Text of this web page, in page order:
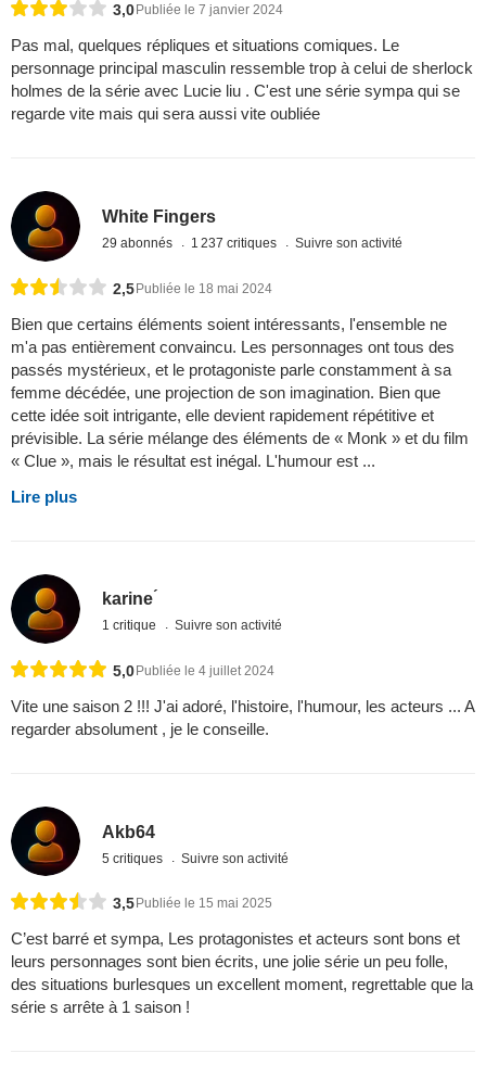
3,0 Publiée le 7 janvier 2024
Pas mal, quelques répliques et situations comiques. Le
personnage principal masculin ressemble trop à celui de sherlock
holmes de la série avec Lucie liu . C'est une série sympa qui se
regarde vite mais qui sera aussi vite oubliée
White Fingers
29 abonnés 1 237 critiques Suivre son activité
2,5Publiée le 18 mai 2024
Bien que certains éléments soient intéressants, l'ensemble ne
m'a pas entièrement convaincu. Les personnages ont tous des
passés mystérieux, et le protagoniste parle constamment à sa
femme décédée, une projection de son imagination. Bien que
cette idée soit intrigante, elle devient rapidement répétitive et
prévisible. La série mélange des éléments de « Monk » et du film
« Clue », mais le résultat est inégal. L'humour est ...
Lire plus
karine ́
1 critique Suivre son activité
5,0 Publiée le 4 juillet 2024
Vite une saison 2 !!! J'ai adoré, l'histoire, l'humour, les acteurs ... A
regarder absolument , je le conseille.
Akb64
5 critiques Suivre son activité
3,5 Publiée le 15 mai 2025
C’est barré et sympa, Les protagonistes et acteurs sont bons et
leurs personnages sont bien écrits, une jolie série un peu folle,
des situations burlesques un excellent moment, regrettable que la
série s arrête à 1 saison !